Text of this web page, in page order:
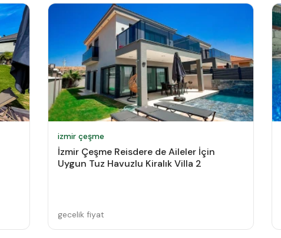
izmir çeşme
İzmir Çeşme Reisdere de Aileler İçin
Uygun Tuz Havuzlu Kiralık Villa 2
gecelik fiyat